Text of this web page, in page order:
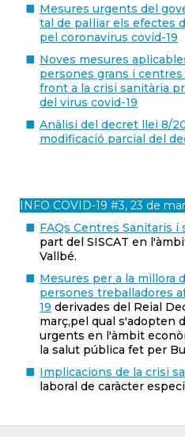
Mesures urgents del
tal de pal·liar els efectes
pel coronavirus covid-19
Noves mesures
persones grans i
front a la crisi sanitària
del virus covid-19
Anàlisi del decret llei 8/
modificació parcial del
INFO COVID-19 #3, 23 de
FAQs Centres Sanitaris i
part del SISCAT en
Vallbé.
Mesures per a la millora
persones treballadores
19 derivades del Reial
març,pel qual s'adopten
urgents en l'àmbit
la salut pública fet per
Implicacions de la crisi
laboral de caràcter